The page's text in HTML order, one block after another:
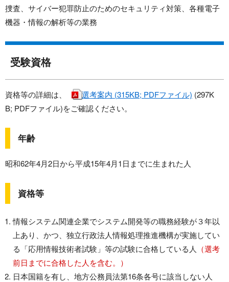
捜査、サイバー犯罪防止のためのセキュリティ対策、各種電子
機器・情報の解析等の業務
受験資格
資格等の詳細は、 選考案内 (315KB; PDFファイル) (297K
B; PDFファイル)をご確認ください。
年齢
昭和62年4月2日から平成15年4月1日までに生まれた人
資格等
情報システム関連企業でシステム開発等の職務経験が３年以
上あり、かつ、独立行政法人情報処理推進機構が実施してい
る「応用情報技術者試験」等の試験に合格している人 （選考
前日までに合格した人を含む。）
日本国籍を有し、地方公務員法第16条各号に該当しない人